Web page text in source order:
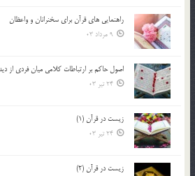
راهنمایی های قرآن برای سخنرانان و واعظان
9 مرداد 03
اصول حاكم بر ارتباطات كلامى ميان فردى از
24 تیر 03
زیست در قرآن (1)
24 تیر 03
زیست در قرآن (2)